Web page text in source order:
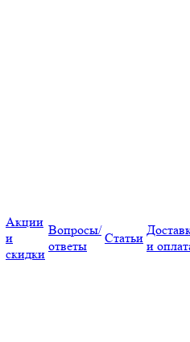
Акции
и
скидки
Вопросы/
ответы
Статьи
и